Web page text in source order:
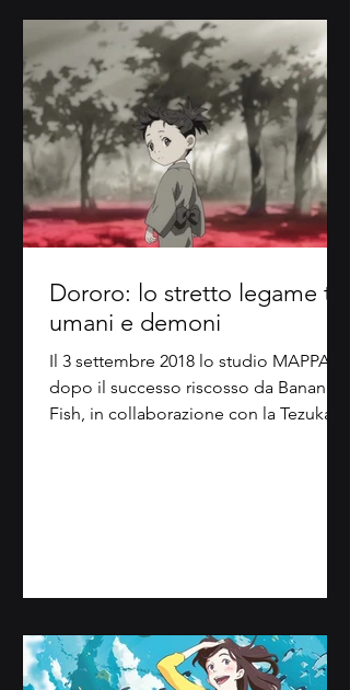
Dororo: lo stretto legame tra
umani e demoni
Il 3 settembre 2018 lo studio MAPPA,
dopo il successo riscosso da Banana
Fish, in collaborazione con la Tezuka